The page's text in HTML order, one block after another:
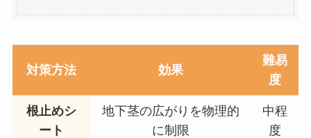
対策方法 効果
難易
度
根止めシ
ート
地下茎の広がりを物理的
に制限
中程
度